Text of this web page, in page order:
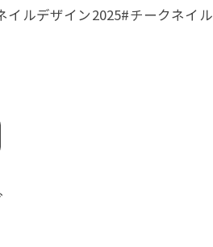
ルデザイン2025#チークネイル